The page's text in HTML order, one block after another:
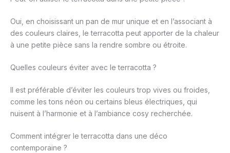
Oui, en choisissant un pan de mur unique et en l’associant à
des couleurs claires, le terracotta peut apporter de la chaleur
à une petite pièce sans la rendre sombre ou étroite.
Quelles couleurs éviter avec le terracotta ?
Il est préférable d’éviter les couleurs trop vives ou froides,
comme les tons néon ou certains bleus électriques, qui
nuisent à l’harmonie et à l’ambiance cosy recherchée.
Comment intégrer le terracotta dans une déco
contemporaine ?